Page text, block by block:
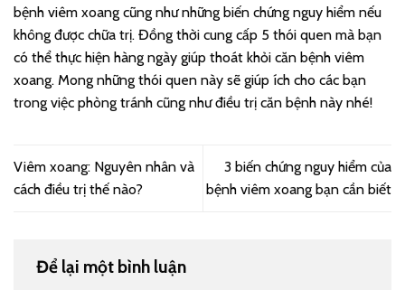
bệnh viêm xoang cũng như những biến chứng nguy hiểm nếu
không được chữa trị. Đồng thời cung cấp 5 thói quen mà bạn
có thể thực hiện hàng ngày giúp thoát khỏi căn bệnh viêm
xoang. Mong những thói quen này sẽ giúp ích cho các bạn
trong việc phòng tránh cũng như điều trị căn bệnh này nhé!
Viêm xoang: Nguyên nhân và
cách điều trị thế nào?
3 biến chứng nguy hiểm của
bệnh viêm xoang bạn cần biết
Để lại một bình luận